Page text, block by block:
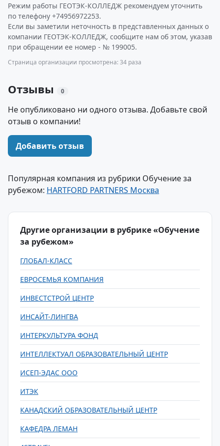
Режим работы ГЕОТЭК-КОЛЛЕДЖ рекомендуем уточнить
по телефону +74956972253.
Если вы заметили неточность в представленных данных о
компании ГЕОТЭК-КОЛЛЕДЖ, сообщите нам об этом, указав
при обращении ее номер - № 199005.
Страница организации просмотрена: 34 раза
Отзывы 0
Не опубликовано ни одного отзыва. Добавьте свой
отзыв о компании!
Добавить отзыв
Популярная компания из рубрики Обучение за
рубежом: HARTFORD PARTNERS Москва
Другие организации в рубрике «Обучение
за рубежом»
ГЛОБАЛ-КЛАСС
ЕВРОСЕМЬЯ КОМПАНИЯ
ИНВЕСТСТРОЙ ЦЕНТР
ИНСАЙТ-ЛИНГВА
ИНТЕРКУЛЬТУРА ФОНД
ИНТЕЛЛЕКТУАЛ ОБРАЗОВАТЕЛЬНЫЙ ЦЕНТР
ИСЕП-ЭДАС ООО
ИТЭК
КАНАДСКИЙ ОБРАЗОВАТЕЛЬНЫЙ ЦЕНТР
КАФЕДРА ЛЕМАН